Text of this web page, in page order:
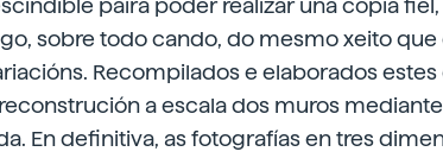
paira poder realizar una copia
sobre todo cando, do mesmo xeito que
Recompilados e elaborados estes
a escala dos muros
En definitiva, as fotografías en tres